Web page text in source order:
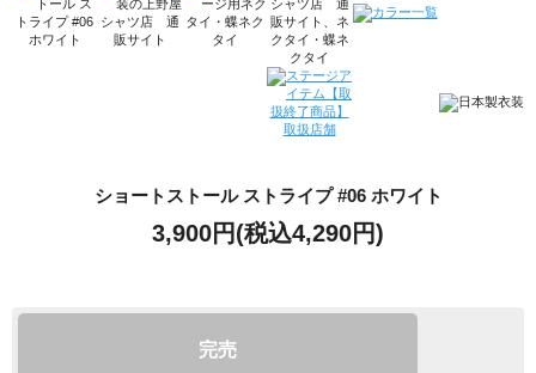
ショートストール ストライプ #06 ホワイト
3,900円(税込4,290円)
完売